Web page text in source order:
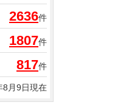
2636件
1807件
817件
8月9日現在